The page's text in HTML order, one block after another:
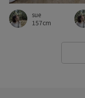
水筒
華やか
sue
157cm